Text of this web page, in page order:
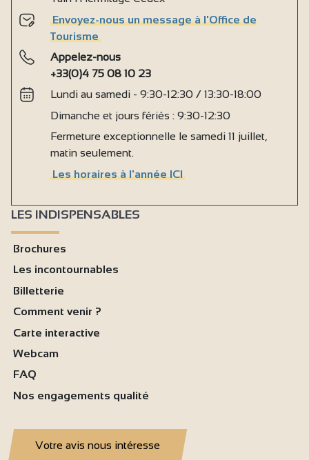
Envoyez-nous un message à l'Office de
Tourisme
Appelez-nous
+33(0)4 75 08 10 23
Lundi au samedi - 9:30-12:30 / 13:30-18:00
Dimanche et jours fériés : 9:30-12:30
Fermeture exceptionnelle le samedi 11 juillet,
matin seulement.
Les horaires à l'année ICI
LES INDISPENSABLES
Brochures
Les incontournables
Billetterie
Comment venir ?
Carte interactive
Webcam
FAQ
Nos engagements qualité
Votre avis nous intéresse